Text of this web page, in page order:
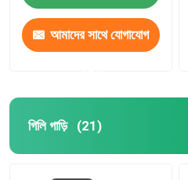
আমাদের সাথে যোগাযোগ
গিলি গাড়ি (21)